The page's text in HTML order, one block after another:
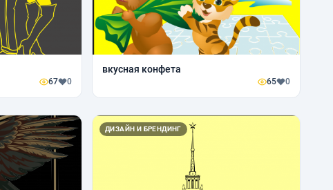
67 0
вкусная конфета
65 0
ДИЗАЙН И БРЕНДИНГ